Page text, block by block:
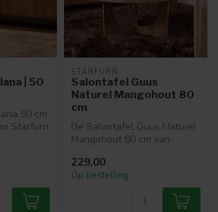
| 50
50 cm
Starfurn
STARFURN
Salontafel Guus
Naturel Mangohout 80
cm
De Salontafel Guus Naturel
Mangohout 80 cm van
salon...
229,00
Op bestelling